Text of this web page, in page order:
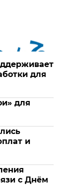
для
для
и
с Днём